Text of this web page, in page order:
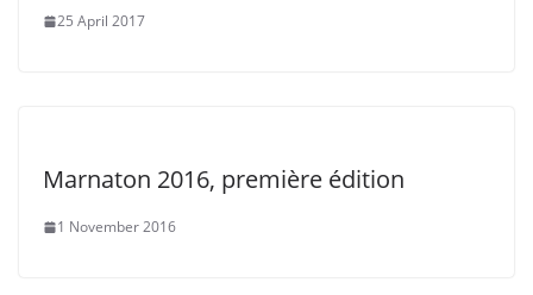
25 April 2017
Marnaton 2016, première édition
1 November 2016